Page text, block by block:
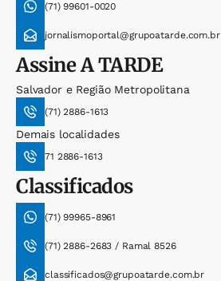
(71) 99601-0020
jornalismoportal@grupoatarde.com.br
AssineA TARDE
Salvador e Região Metropolitana
(71) 2886-1613
Demais localidades
71 2886-1613
Classificados
(71) 99965-8961
(71) 2886-2683 / Ramal 8526
classificados@grupoatarde.com.br